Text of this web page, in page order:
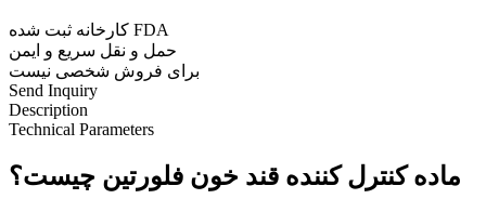
کارخانه ثبت شده FDA
حمل و نقل سریع و ایمن
برای فروش شخصی نیست
Send Inquiry
Description
Technical Parameters
ماده کنترل کننده قند خون فلورتین چیست؟